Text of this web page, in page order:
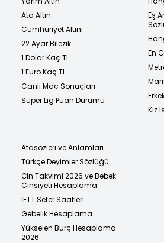
Ata Altın
Cumhuriyet Altını
22 Ayar Bilezik
1 Dolar Kaç TL
1 Euro Kaç TL
Canlı Maç Sonuçları
Süper Lig Puan Durumu
Eş
En
Kız
Atasözleri ve Anlamları
Türkçe Deyimler Sözlüğü
Çin Takvimi 2026 ve Bebek
Cinsiyeti Hesaplama
İETT Sefer Saatleri
Gebelik Hesaplama
Yükselen Burç Hesaplama
2026